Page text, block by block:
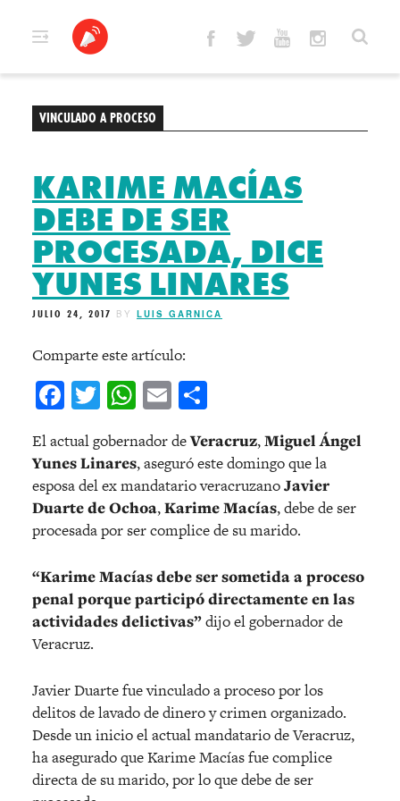
VINCULADO A PROCESO
KARIME MACÍAS
DEBE DE SER
PROCESADA, DICE
YUNES LINARES
JULIO 24, 2017 BY LUIS GARNICA
Comparte este artículo:
Facebook
Twitter
WhatsApp
Email
El actual gobernador deVeracruz,Miguel Ángel
Yunes Linares, aseguró este domingo que la
esposa del ex mandatario veracruzanoJavier
Duarte de Ochoa,Karime Macías, debe de ser
procesada por ser complice de su marido.
“Karime Macías debe ser sometida a proceso
penal porque participó directamente en las
actividades delictivas”dijo el gobernador de
Veracruz.
Javier Duarte fue vinculado a proceso por los
delitos de lavado de dinero y crimen organizado.
Desde un inicio el actual mandatario de Veracruz,
ha asegurado que Karime Macías fue complice
directa de su marido, por lo que debe de ser